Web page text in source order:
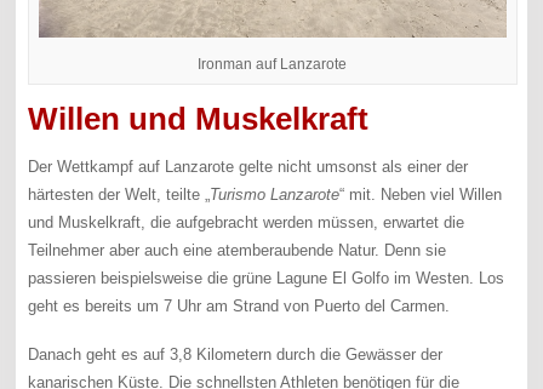
Ironman auf Lanzarote
Willen und Muskelkraft
Der Wettkampf auf Lanzarote gelte nicht umsonst als einer der
härtesten der Welt, teilte „Turismo Lanzarote“ mit. Neben viel Willen
und Muskelkraft, die aufgebracht werden müssen, erwartet die
Teilnehmer aber auch eine atemberaubende Natur. Denn sie
passieren beispielsweise die grüne Lagune El Golfo im Westen. Los
geht es bereits um 7 Uhr am Strand von Puerto del Carmen.
Danach geht es auf 3,8 Kilometern durch die Gewässer der
kanarischen Küste. Die schnellsten Athleten benötigen für die